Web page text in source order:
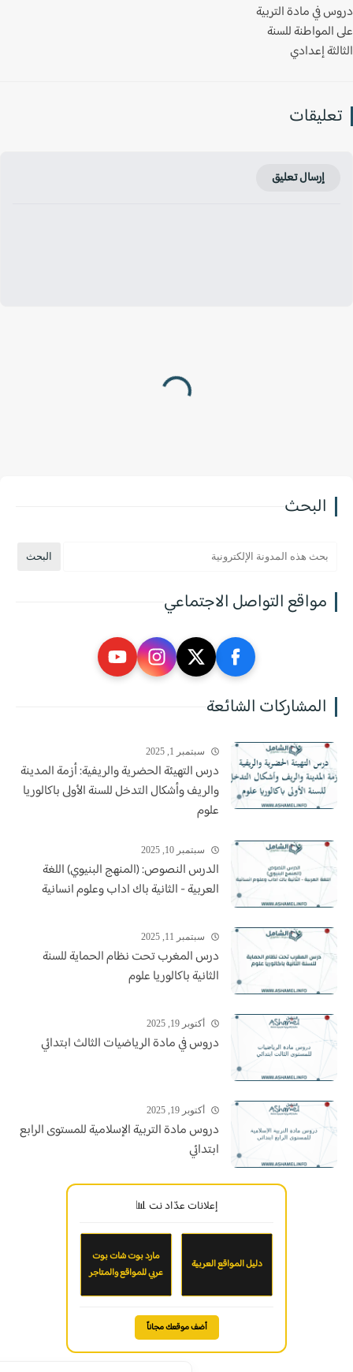
في مادة التربية
للسنة
إعدادي
إرسال تعليق
البحث
مواقع التواصل الاجتماعي
المشاركات الشائعة
سبتمبر 1, 2025
درس التهيئة الحضرية والريفية: أزمة المدينة
والريف وأشكال التدخل للسنة الأولى باكالوريا
علوم
سبتمبر 10, 2025
الدرس النصوص: (المنهج البنيوي) اللغة
العربية - الثانية باك اداب وعلوم انسانية
سبتمبر 11, 2025
درس المغرب تحت نظام الحماية للسنة
الثانية باكالوريا علوم
أكتوبر 19, 2025
دروس في مادة الرياضيات الثالث ابتدائي
أكتوبر 19, 2025
دروس مادة التربية الإسلامية للمستوى الرابع
ابتدائي
إعلانات عدّاد نت 📊
دليل المواقع العربية
مارد بوت شات بوت
عربي للمواقع والمتاجر
أضف موقعك مجاناً